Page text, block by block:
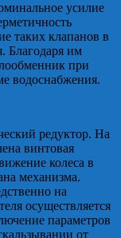
усилие
таких клапанов в
Благодаря им
при
водоснабжения.
редуктор. На
винтовая
колеса в
механизма.
на
осуществляется
параметров
от